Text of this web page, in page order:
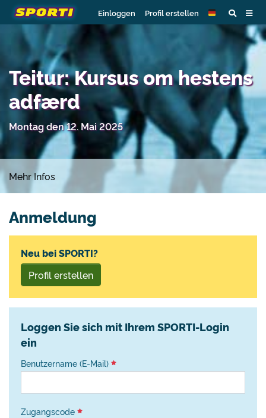
Einloggen Profil erstellen
Teitur: Kursus om hestens
adfærd
Montag den 12. Mai 2025
Mehr Infos
Anmeldung
Neu bei SPORTI?
Profil erstellen
Loggen Sie sich mit Ihrem SPORTI-Login
ein
Benutzername (E-Mail)
Zugangscode